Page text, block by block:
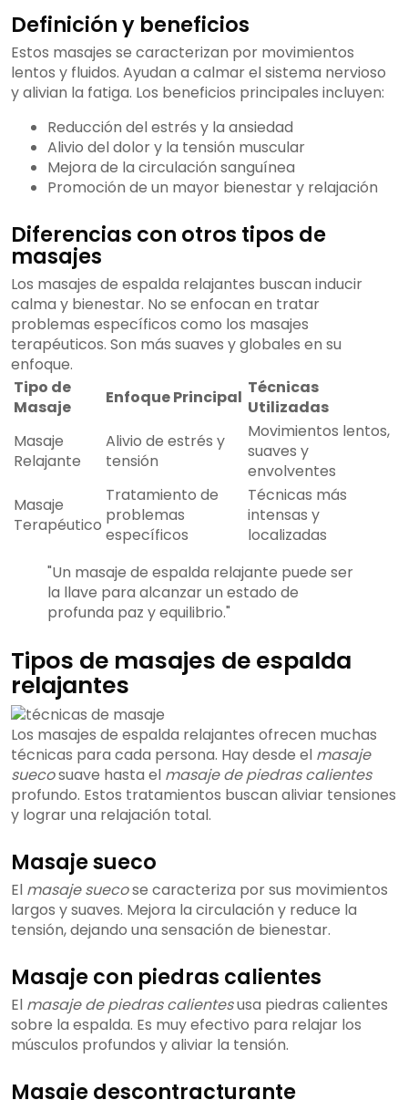
Definición y beneficios
Estos masajes se caracterizan por movimientos
lentos y fluidos. Ayudan a calmar el sistema nervioso
y alivian la fatiga. Los beneficios principales incluyen:
Reducción del estrés y la ansiedad
Alivio del dolor y la tensión muscular
Mejora de la circulación sanguínea
Promoción de un mayor bienestar y relajación
Diferencias con otros tipos de
masajes
Los masajes de espalda relajantes buscan inducir
calma y bienestar. No se enfocan en tratar
problemas específicos como los masajes
terapéuticos. Son más suaves y globales en su
enfoque.
Tipo de
Masaje
Enfoque Principal Técnicas
Utilizadas
Masaje
Relajante
Alivio de estrés y
tensión
Movimientos lentos,
suaves y
envolventes
Masaje
Terapéutico
Tratamiento de
problemas
específicos
Técnicas más
intensas y
localizadas
"Un masaje de espalda relajante puede ser
la llave para alcanzar un estado de
profunda paz y equilibrio."
Tipos de masajes de espalda
relajantes
Los masajes de espalda relajantes ofrecen muchas
técnicas para cada persona. Hay desde el masaje
suecosuave hasta el masaje de piedras calientes
profundo. Estos tratamientos buscan aliviar tensiones
y lograr una relajación total.
Masaje sueco
El masaje suecose caracteriza por sus movimientos
largos y suaves. Mejora la circulación y reduce la
tensión, dejando una sensación de bienestar.
Masaje con piedras calientes
El masaje de piedras calientesusa piedras calientes
sobre la espalda. Es muy efectivo para relajar los
músculos profundos y aliviar la tensión.
Masaje descontracturante